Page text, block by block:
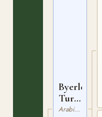
Byerley
Turk
ox Arabiskt Fullblod